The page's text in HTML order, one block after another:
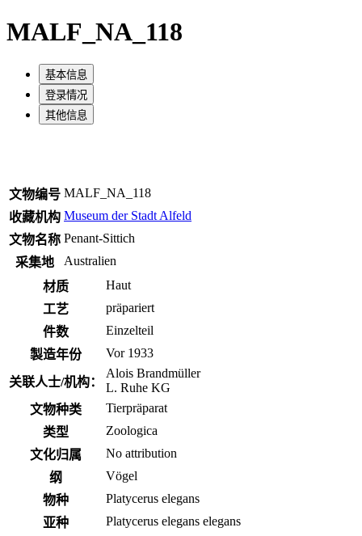
MALF_NA_118
基本信息
登录情况
其他信息
文物编号 MALF_NA_118
收藏机构 Museum der Stadt Alfeld
文物名称 Penant-Sittich
采集地
Australien
材质
Haut
工艺
präpariert
件数
Einzelteil
製造年份
Vor 1933
关联人士/机构：
Alois Brandmüller
L. Ruhe KG
文物种类
Tierpräparat
类型
Zoologica
文化归属
No attribution
纲
Vögel
物种
Platycerus elegans
亚种
Platycerus elegans elegans